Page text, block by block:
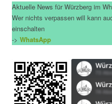
Aktuelle News für Würzberg im
Wer nichts verpassen will kann
einschalten
-> WhatsApp